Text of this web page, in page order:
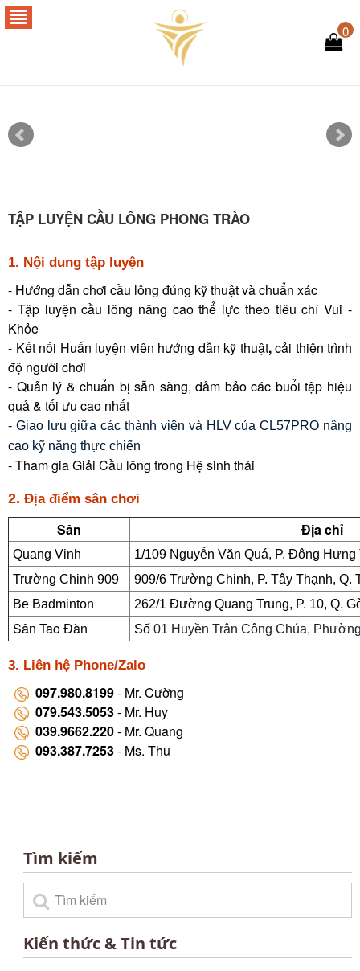
0
TẬP LUYỆN CẦU LÔNG PHONG TRÀO
1. Nội dung tập luyện
- Hướng dẫn chơi cầu lông đúng kỹ thuật và chuẩn xác
- Tập luyện cầu lông nâng cao thể lực theo tiêu chí Vui -
Khỏe
- Kết nối Huấn luyện viên hướng dẫn kỹ thuật,cải thiện trình
độ người chơi
- Quản lý & chuẩn bị sẵn sàng, đảm bảo các buổi tập hiệu
quả & tối ưu cao nhất
- Giao lưu giữa các thành viên và HLV của CL57PRO nâng
cao kỹ năng thực chiến
- Tham gia Giải Cầu lông trong Hệ sinh thái
2. Địa điểm sân chơi
Sân Địa chỉ
Quang Vinh
1/109 Nguyễn Văn Quá, P. Đông
Trường Chinh 909
909/6 Trường Chinh, P. Tây Thạnh, Q.
Be Badminton
262/1 Đường Quang Trung, P. 10, Q.
Sân Tao Đàn Số 01 Huyền Trân Công Chúa,
3. Liên hệ Phone/Zalo
097.980.8199- Mr. Cường
079.543.5053- Mr. Huy
039.9662.220- Mr. Quang
093.387.7253- Ms. Thu
Tìm kiếm
Kiến thức & Tin tức